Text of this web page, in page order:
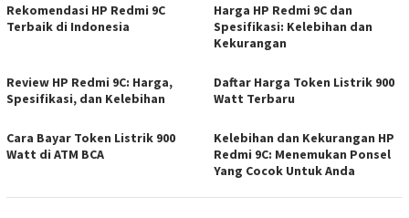
Rekomendasi HP Redmi 9C
Terbaik di Indonesia
Harga HP Redmi 9C dan
Spesifikasi: Kelebihan dan
Kekurangan
Review HP Redmi 9C: Harga,
Spesifikasi, dan Kelebihan
Daftar Harga Token Listrik 900
Watt Terbaru
Cara Bayar Token Listrik 900
Watt di ATM BCA
Kelebihan dan Kekurangan HP
Redmi 9C: Menemukan Ponsel
Yang Cocok Untuk Anda